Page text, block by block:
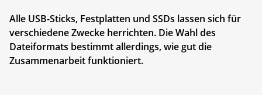
Alle USB-Sticks, Festplatten und SSDs lassen sich für
verschiedene Zwecke herrichten. Die Wahl des
Dateiformats bestimmt allerdings, wie gut die
Zusammenarbeit funktioniert.